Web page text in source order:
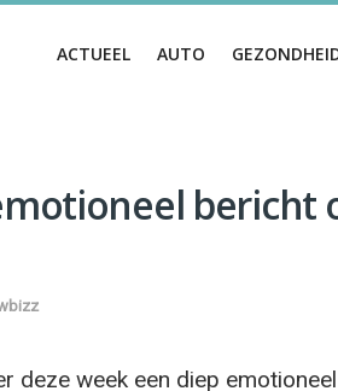
ACTUEEL AUTO
bericht
deze week een diep